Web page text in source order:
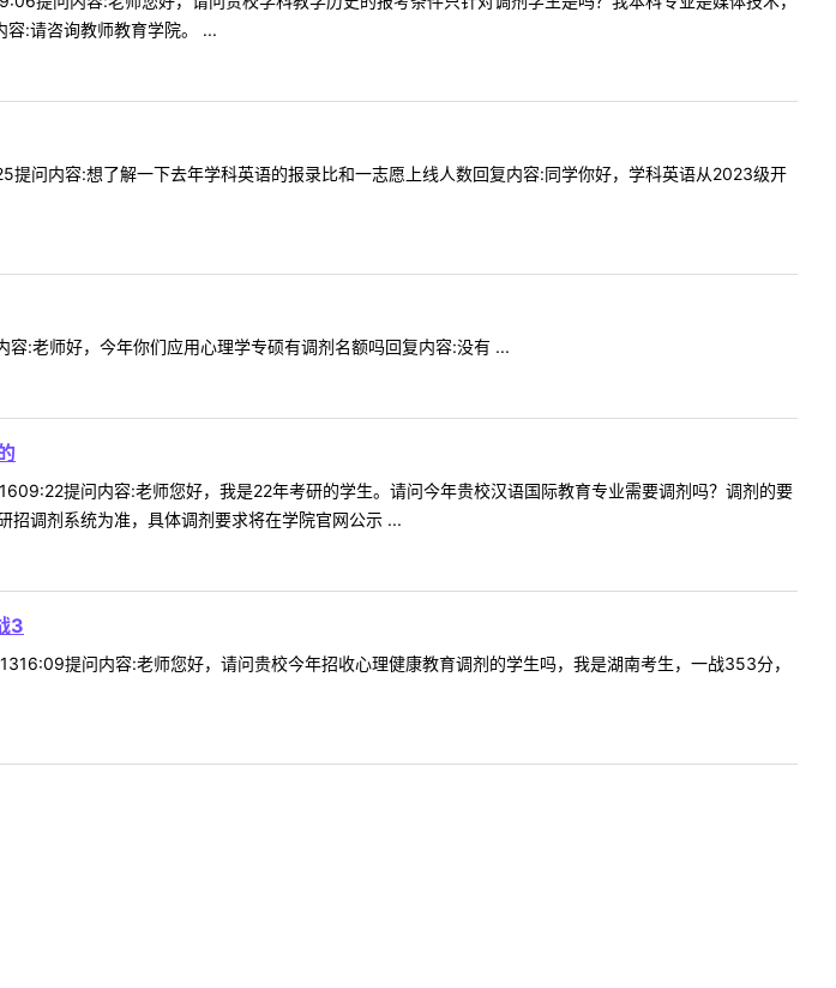
:请咨询教师教育学院。 ...
问内容:想了解一下去年学科英语的报录比和一志愿上线人数回复内容:同学你好，学科英语从2023级开
:老师好，今年你们应用心理学专硕有调剂名额吗回复内容:没有 ...
提问内容:老师您好，我是22年考研的学生。请问今年贵校汉语国际教育专业需要调剂吗？调剂的要
招调剂系统为准，具体调剂要求将在学院官网公示 ...
3
提问内容:老师您好，请问贵校今年招收心理健康教育调剂的学生吗，我是湖南考生，一战353分，